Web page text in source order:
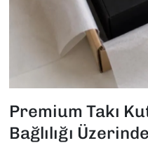
Premium Takı
Bağlılığı